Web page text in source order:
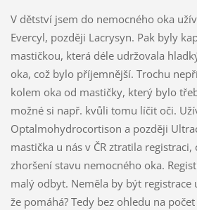
V dětství jsem do nemocného oka
Evercyl, později Lacrysyn. Pak byly
mastičkou, která déle udržovala
oka, což bylo příjemnější. Trochu
kolem oka od mastičky, který bylo
možné si např. kvůli tomu líčit oči.
Optalmohydrocortison a později
mastička u nás v ČR ztratila
zhoršení stavu nemocného oka.
malý odbyt. Neměla by být registrace
že pomáhá? Tedy bez ohledu na